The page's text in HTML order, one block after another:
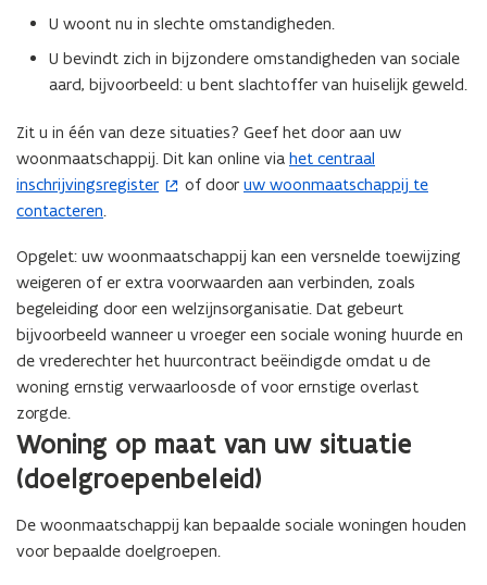
U woont nu in slechte omstandigheden.
U bevindt zich in bijzondere omstandigheden van sociale
aard, bijvoorbeeld: u bent slachtoffer van huiselijk geweld.
Zit u in één van deze situaties? Geef het door aan uw
woonmaatschappij. Dit kan online via het centraal
inschrijvingsregister
(
o
n
t
i
n
n
i
u
e
of door uw woonmaatschappij te
contacteren.
Opgelet: uw woonmaatschappij kan een versnelde toewijzing
weigeren of er extra voorwaarden aan verbinden, zoals
begeleiding door een welzijnsorganisatie. Dat gebeurt
bijvoorbeeld wanneer u vroeger een sociale woning huurde en
de vrederechter het huurcontract beëindigde omdat u de
woning ernstig verwaarloosde of voor ernstige overlast
zorgde.
Woning op maat van uw situatie
(doelgroepenbeleid)
De woonmaatschappij kan bepaalde sociale woningen houden
voor bepaalde doelgroepen.